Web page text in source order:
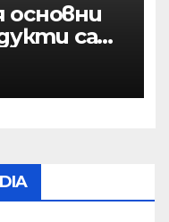
основни
са
с
от